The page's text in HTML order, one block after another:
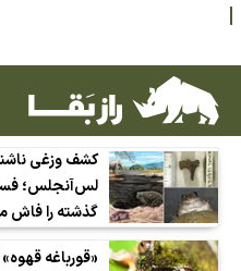
کشف وزغی
لس‌آنجلس؛
گذشته را فاش
«قورباغه